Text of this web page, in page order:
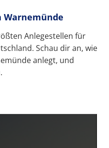
Anlegestellen für
Schau dir an, wie
anlegt, und